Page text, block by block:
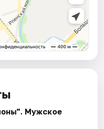
Мужское